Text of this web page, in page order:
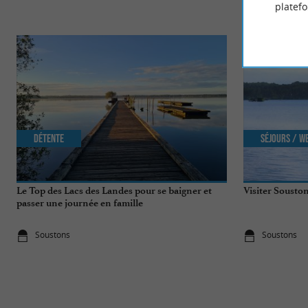
Le Top des Lacs des Landes pour se baigner et
passer une journée en famille
Soustons
Détente
Visiter
Soustons
Séjours /